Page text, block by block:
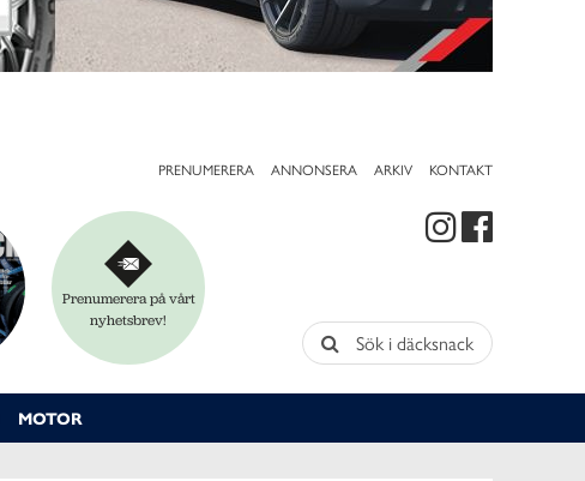
PRENUMERERA ANNONSERA ARKIV KONTAKT
Prenumerera på vårt
nyhetsbrev!
Sök i däcksnack
MOTOR